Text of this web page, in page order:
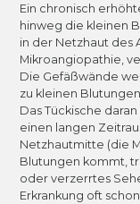
Ein chronisch
hinweg die kleinen
in der Netzhaut des
Mikroangiopathie,
Die Gefäßwände
zu kleinen
Das Tückische
einen langen
Netzhautmitte (die
Blutungen kommt,
oder verzerrtes
Erkrankung oft